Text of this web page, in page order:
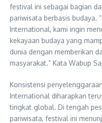
festival ini sebagai bagian
pariwisata berbasis budaya.
International, kami ingin
kekayaan budaya yang
dunia dengan memberikan
masyarakat.” Kata Wabup
Konsistensi
International diharapkan
tingkat global. Di tengah
pariwisata, festival ini